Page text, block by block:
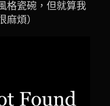
格瓷碗，但就算我
麻煩）